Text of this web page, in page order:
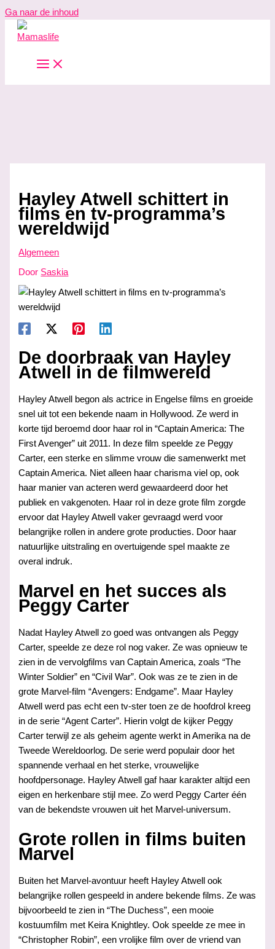
Ga naar de inhoud
Hayley Atwell schittert in
films en tv-programma’s
wereldwijd
Algemeen
Door Saskia
De doorbraak van Hayley
Atwell in de filmwereld
Hayley Atwell begon als actrice in Engelse films en groeide
snel uit tot een bekende naam in Hollywood. Ze werd in
korte tijd beroemd door haar rol in “Captain America: The
First Avenger” uit 2011. In deze film speelde ze Peggy
Carter, een sterke en slimme vrouw die samenwerkt met
Captain America. Niet alleen haar charisma viel op, ook
haar manier van acteren werd gewaardeerd door het
publiek en vakgenoten. Haar rol in deze grote film zorgde
ervoor dat Hayley Atwell vaker gevraagd werd voor
belangrijke rollen in andere grote producties. Door haar
natuurlijke uitstraling en overtuigende spel maakte ze
overal indruk.
Marvel en het succes als
Peggy Carter
Nadat Hayley Atwell zo goed was ontvangen als Peggy
Carter, speelde ze deze rol nog vaker. Ze was opnieuw te
zien in de vervolgfilms van Captain America, zoals “The
Winter Soldier” en “Civil War”. Ook was ze te zien in de
grote Marvel-film “Avengers: Endgame”. Maar Hayley
Atwell werd pas echt een tv-ster toen ze de hoofdrol kreeg
in de serie “Agent Carter”. Hierin volgt de kijker Peggy
Carter terwijl ze als geheim agente werkt in Amerika na de
Tweede Wereldoorlog. De serie werd populair door het
spannende verhaal en het sterke, vrouwelijke
hoofdpersonage. Hayley Atwell gaf haar karakter altijd een
eigen en herkenbare stijl mee. Zo werd Peggy Carter één
van de bekendste vrouwen uit het Marvel-universum.
Grote rollen in films buiten
Marvel
Buiten het Marvel-avontuur heeft Hayley Atwell ook
belangrijke rollen gespeeld in andere bekende films. Ze was
bijvoorbeeld te zien in “The Duchess”, een mooie
kostuumfilm met Keira Knightley. Ook speelde ze mee in
“Christopher Robin”, een vrolijke film over de vriend van